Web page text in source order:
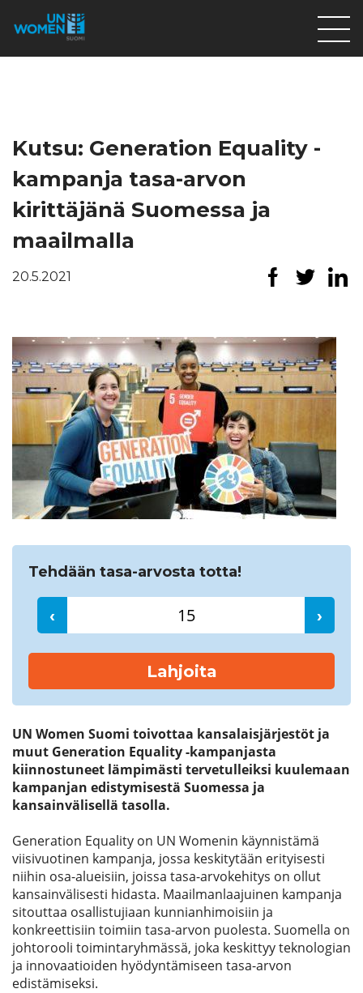
Ajankohtaista
Tietoa meistä
På Svenska
Lahjoita
Etsi
Kutsu: Generation Equality -
kampanja tasa-arvon
kirittäjänä Suomessa ja
maailmalla
20.5.2021
Tehdään tasa-arvosta totta!
‹ ›
Lahjoita
UN Women Suomi toivottaa kansalaisjärjestöt ja
muut Generation Equality -kampanjasta
kiinnostuneet lämpimästi tervetulleiksi kuulemaan
kampanjan edistymisestä Suomessa ja
kansainvälisellä tasolla.
Generation Equality on UN Womenin käynnistämä
viisivuotinen kampanja, jossa keskitytään erityisesti
niihin osa-alueisiin, joissa tasa-arvokehitys on ollut
kansainvälisesti hidasta. Maailmanlaajuinen kampanja
sitouttaa osallistujiaan kunnianhimoisiin ja
konkreettisiin toimiin tasa-arvon puolesta. Suomella on
johtorooli toimintaryhmässä, joka keskittyy teknologian
ja innovaatioiden hyödyntämiseen tasa-arvon
edistämiseksi.